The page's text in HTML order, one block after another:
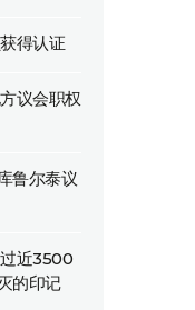
得认证
议会职权
鲁尔泰议
近3500
的印记